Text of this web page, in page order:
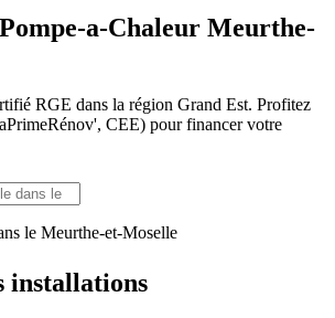
a-Chaleur Meurthe-
RGE dans la région Grand Est. Profitez
CEE) pour financer votre
le Meurthe-et-Moselle
installations